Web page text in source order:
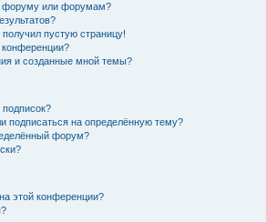
форуму или форумам?
получил пустую страницу!
конференции?
и созданные мной темы?
подписаться на определённую тему?
форум?
этой конференции?